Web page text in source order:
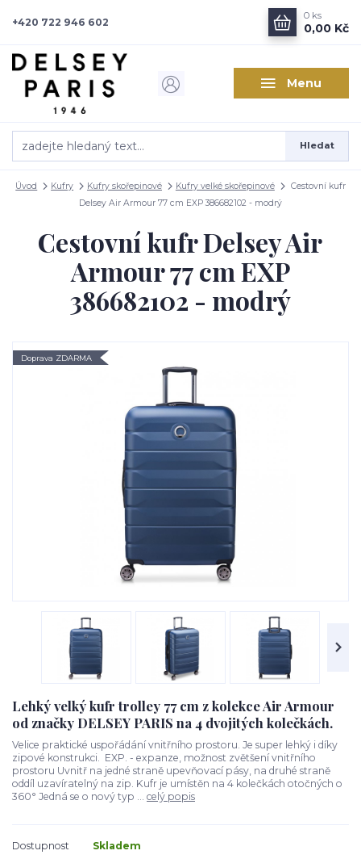
Menu
Hledat
+420 722 946 602
0 ks
0,00 Kč
Úvod Kufry Kufry skořepinové Kufry velké skořepinové
Cestovní kufr
Delsey Air Armour 77 cm EXP 386682102 - modrý
Cestovní kufr Delsey Air
Armour 77 cm EXP
386682102 - modrý
Doprava ZDARMA
Lehký velký kufr trolley 77 cm z kolekce Air Armour
od značky DELSEY PARIS na 4 dvojitých kolečkách.
Velice praktické uspořádání vnitřního prostoru. Je super lehký i díky
zipové konstrukci. EXP. - expanze, možnost zvětšení vnitřního
prostoru Uvnitř na jedné straně upevňovací pásy, na druhé straně
oddíl uzavíratelný na zip. Kufr je umístěn na 4 kolečkách otočných o
360° Jedná se o nový typ ... celý popis
Dostupnost
Skladem